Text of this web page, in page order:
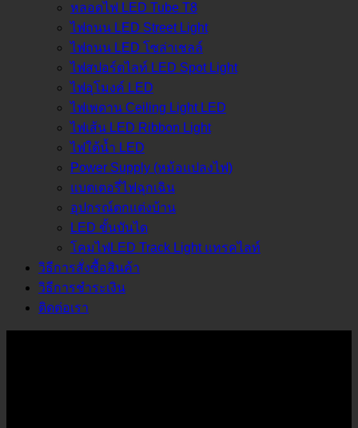
หลอดไฟ LED Tube T8
ไฟถนน LED Street Light
ไฟถนน LED โซล่าเชลล์
ไฟสปอร์ตไลท์ LED Spot Light
ไฟอุโมงค์ LED
ไฟเพดาน Ceiling Light LED
ไฟเส้น LED Ribbon Light
ไฟใต้น้ำ LED
Power Supply (หม้อแปลงไฟ)
แบตเตอรี่ไฟฉุกเฉิน
อุปกรณ์ตกแต่งบ้าน
LED ขั้นบันได
โคมไฟLED Track Light แทรคไลท์
วิธีการสั่งซื้อสินค้า
วิธีการชำระเงิน
ติดต่อเรา